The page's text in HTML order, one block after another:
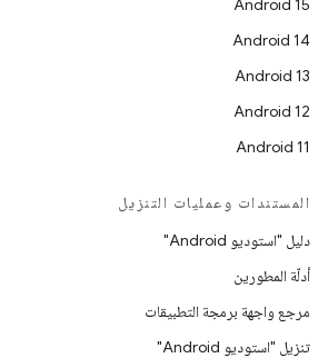
Android 15
Android 14
Android 13
Android 12
Android 11
المستندات وعمليات التنزيل
دليل "استوديو Android"
أدلّة المطورين
مرجع واجهة برمجة التطبيقات
تنزيل "استوديو Android"